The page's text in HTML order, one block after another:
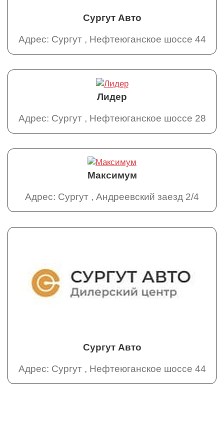
Сургут Авто
Адрес: Сургут , Нефтеюганское шоссе 44
Лидер
Адрес: Сургут , Нефтеюганское шоссе 28
Максимум
Адрес: Сургут , Андреевский заезд 2/4
Сургут Авто
Адрес: Сургут , Нефтеюганское шоссе 44